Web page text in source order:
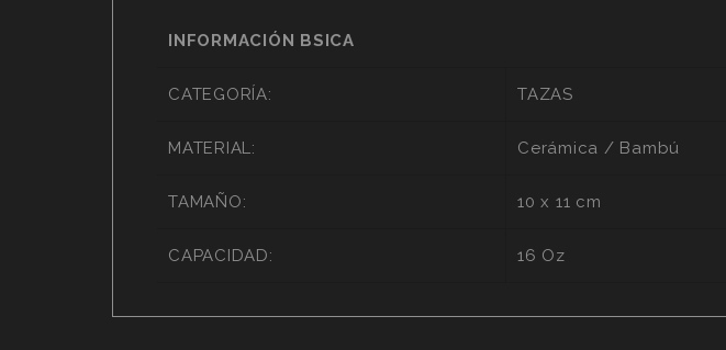
INFORMACIÓN BSICA
CATEGORÍA: TAZAS
MATERIAL: Cerámica / Bambú
TAMAÑO: 10 x 11 cm
CAPACIDAD: 16 Oz